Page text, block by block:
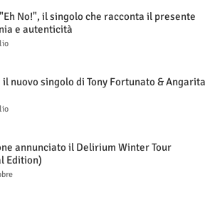
No!", il singolo che racconta il presente
e autenticità
il nuovo singolo di Tony Fortunato & Angarita
annunciato il Delirium Winter Tour
Edition)